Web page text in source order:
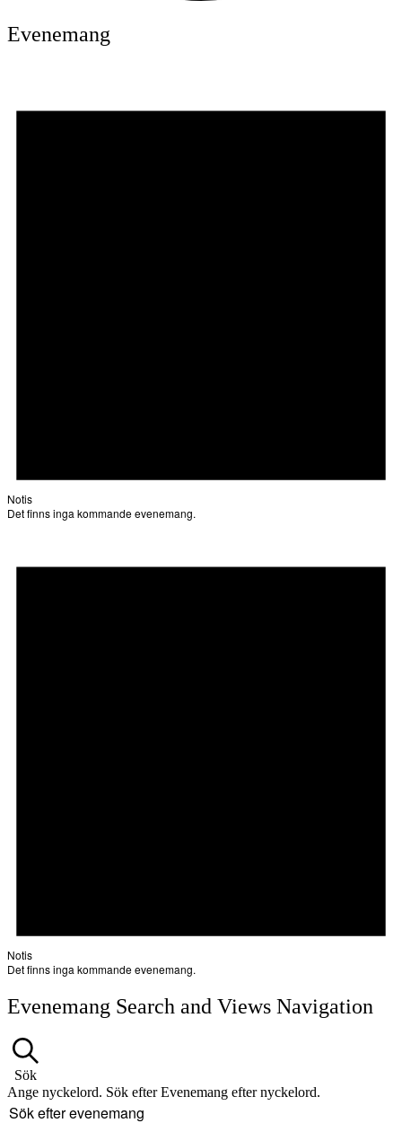
Evenemang
Notis
Det finns inga kommande evenemang.
Notis
Det finns inga kommande evenemang.
Evenemang Search and Views Navigation
Sök
Ange nyckelord. Sök efter Evenemang efter nyckelord.